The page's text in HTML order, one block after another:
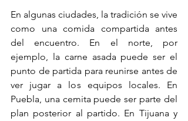
En algunas ciudades, la tradición se vive
como una comida compartida antes
del encuentro. En el norte, por
ejemplo, la carne asada puede ser el
punto de partida para reunirse antes de
ver jugar a los equipos locales. En
Puebla, una cemita puede ser parte del
plan posterior al partido. En Tijuana y